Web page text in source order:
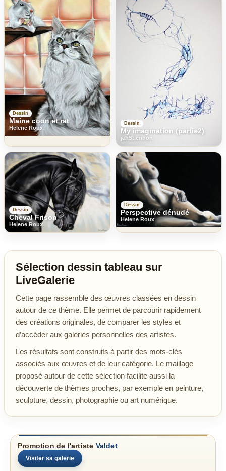
Dessin
Maine coon et rat
Helene Roux
Dessin
My imagination (partie2)
jahStiennon
Dessin
Cheval Frison
Helene Roux
Dessin
Perspective dénudé
Helene Roux
Sélection dessin tableau sur
LiveGalerie
Cette page rassemble des œuvres classées en dessin
autour de ce thème. Elle permet de parcourir rapidement
des créations originales, de comparer les styles et
d’accéder aux galeries personnelles des artistes.
Les résultats sont construits à partir des mots-clés
associés aux œuvres et de leur catégorie. Le maillage
proposé autour de cette sélection facilite aussi la
découverte de thèmes proches, par exemple en peinture,
sculpture, dessin, photographie ou art numérique.
Promotion de l'artiste Valdet
Visiter sa galerie